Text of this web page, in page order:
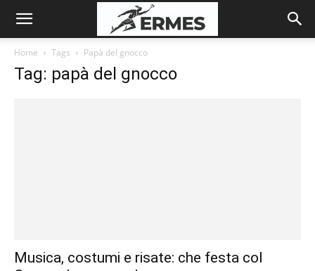
Home Tags Papà del gnocco
Tag: papà del gnocco
Musica, costumi e risate: che festa col